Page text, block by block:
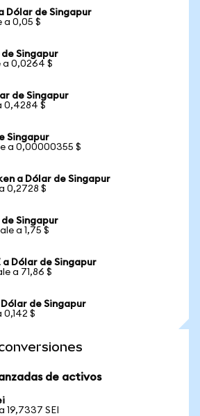
Dólar de Singapur
a 0,05 $
Singapur
a 0,0264 $
de Singapur
0,4284 $
Singapur
a 0,00000355 $
a Dólar de Singapur
0,2728 $
de Singapur
a 1,75 $
a Dólar de Singapur
a 71,86 $
de Singapur
0,142 $
de activos
19,7337 SEI